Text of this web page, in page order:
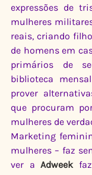
expressões de
mulheres
reais, criando
de homens em
primários de
biblioteca
prover
que procuram
mulheres de
Marketing
mulheres – faz
ver a Adweek